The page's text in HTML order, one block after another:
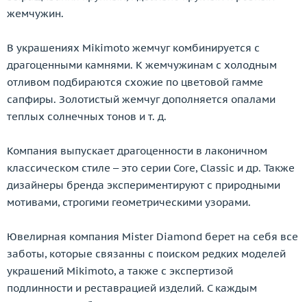
Casa Gi
Cassa Forte
Cede
Chanel
Chantecler
Chaumet
Chimento
Chopard
Choron Diamond
Coaro
Corsi
жемчужин.
В украшениях Mikimoto жемчуг комбинируется с
драгоценными камнями. К жемчужинам с холодным
отливом подбираются схожие по цветовой гамме
сапфиры. Золотистый жемчуг дополняется опалами
теплых солнечных тонов и т. д.
Компания выпускает драгоценности в лаконичном
классическом стиле – это серии Core, Classic и др. Также
дизайнеры бренда экспериментируют с природными
мотивами, строгими геометрическими узорами.
Ювелирная компания Mister Diamond берет на себя все
заботы, которые связанны с поиском редких моделей
украшений Mikimoto, а также с экспертизой
подлинности и реставрацией изделий. С каждым